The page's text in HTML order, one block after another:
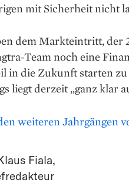
mit Sicherheit nicht
dem Markteintritt, der
Team noch eine
in die Zukunft starten
liegt derzeit „ganz klar
weiteren Jahrgängen
Fiala,